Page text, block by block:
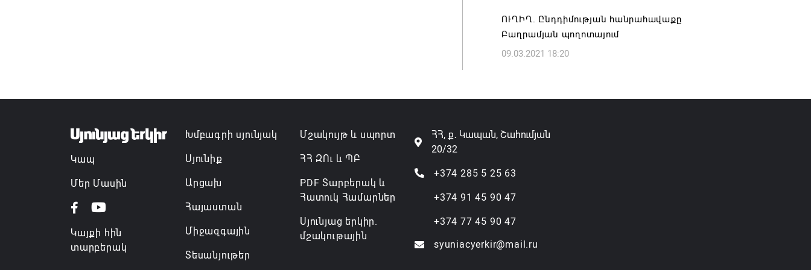
ՈՒՂԻՂ. Ընդդիմության հանրահավաքը
Բաղրամյան պողոտայում
09.03.2021 18:20
Կապ
Մեր Մասին
Կայքի հին
տարբերակ
Խմբագրի սյունյակ
Սյունիք
Արցախ
Հայաստան
Միջազգային
Տեսանյութեր
Մշակույթ և սպորտ
ՀՀ ԶՈւ և ՊԲ
PDF Տարբերակ և
Հատուկ Համարներ
Սյունյաց երկիր.
մշակութային
ՀՀ, ք․ Կապան, Շահումյան
20/32
+374 285 5 25 63
+374 91 45 90 47
+374 77 45 90 47
syuniacyerkir@mail.ru